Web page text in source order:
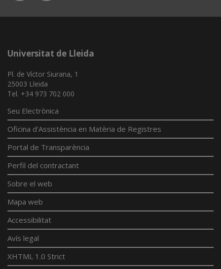
App
Universitat de Lleida
Pl. de Víctor Siurana, 1
25003 Lleida
Tel. +34 973 702 000
Seu Electrònica
Oficina d'Assistència en Matèria de Registres
Portal de Transparència
Perfil del contractant
Sobre el web
Mapa web
Accessibilitat
Avís legal
XHTML 1.0 Strict